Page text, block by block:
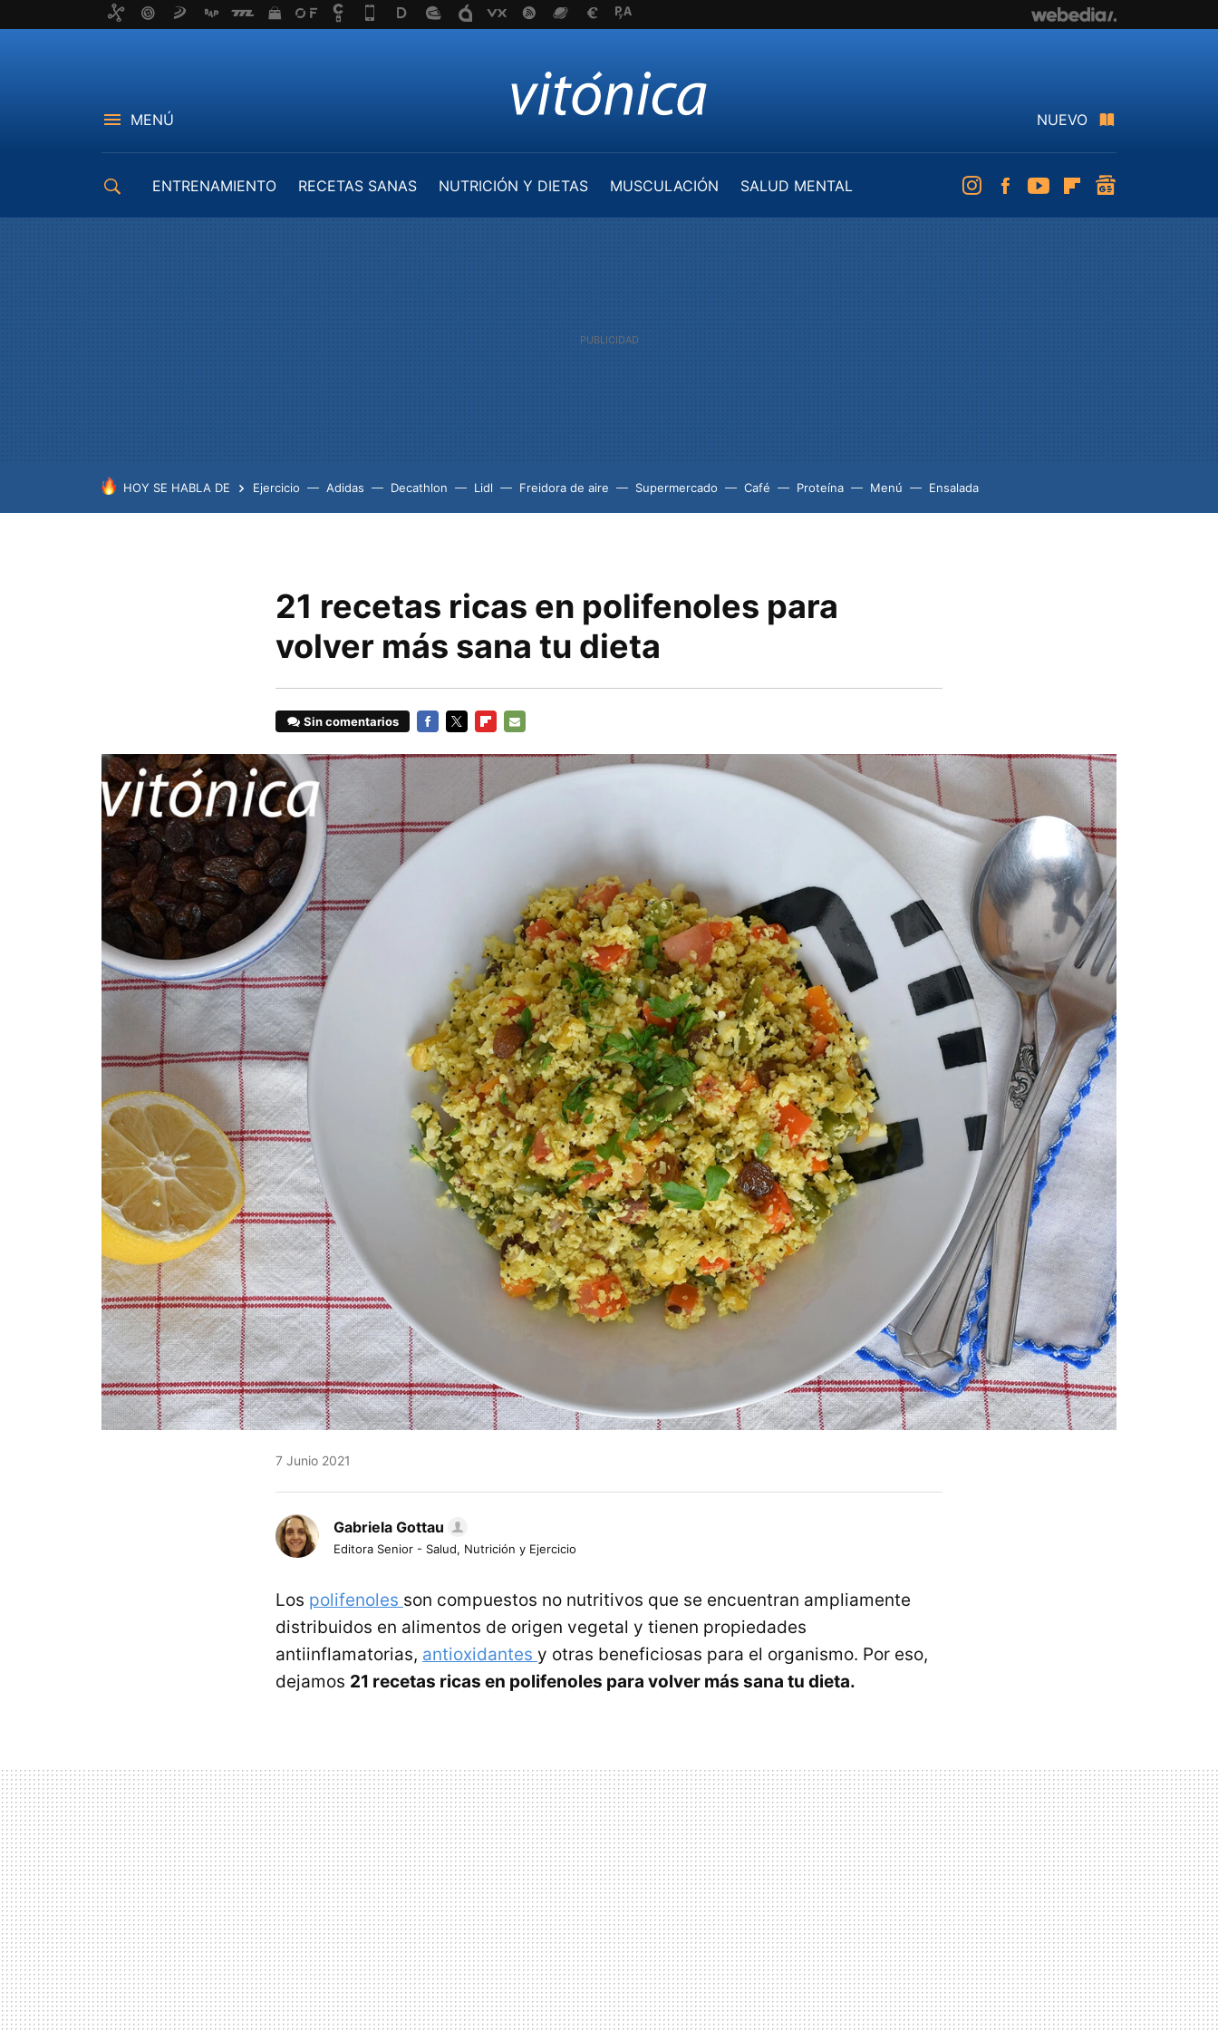
MENÚ NUEVO
ENTRENAMIENTO RECETAS SANAS NUTRICIÓN Y DIETAS MUSCULACIÓN
SALUD MENTAL
InstagramFacebookYoutubeFlipboard
HOY SE HABLA DE Ejercicio Adidas Decathlon Lidl Freidora de aire Supermercado Café Proteína Menú Ensalada
21 recetas ricas en polifenoles para
volver más sana tu dieta
Sin comentarios
7 Junio 2021
Gabriela Gottau
Editora Senior - Salud, Nutrición y Ejercicio
Los polifenoles son compuestos no nutritivos que se encuentran ampliamente
distribuidos en alimentos de origen vegetal y tienen propiedades
antiinflamatorias, antioxidantes y otras beneficiosas para el organismo. Por eso,
dejamos 21 recetas ricas en polifenoles para volver más sana tu dieta.